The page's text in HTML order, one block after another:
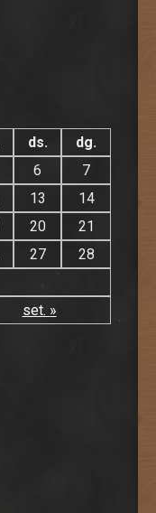
ds. dg.
set. »
6
7
13
14
20
21
27
28